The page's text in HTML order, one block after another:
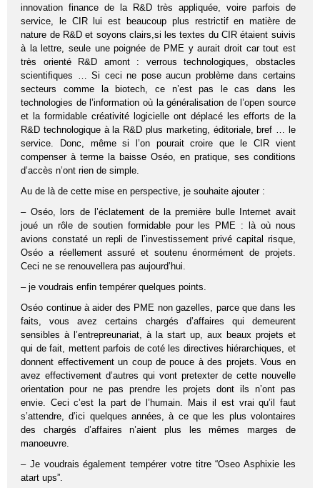
innovation finance de la R&D très appliquée, voire parfois de
service, le CIR lui est beaucoup plus restrictif en matière de
nature de R&D et soyons clairs,si les textes du CIR étaient suivis
à la lettre, seule une poignée de PME y aurait droit car tout est
très orienté R&D amont : verrous technologiques, obstacles
scientifiques … Si ceci ne pose aucun problème dans certains
secteurs comme la biotech, ce n’est pas le cas dans les
technologies de l’information où la généralisation de l’open source
et la formidable créativité logicielle ont déplacé les efforts de la
R&D technologique à la R&D plus marketing, éditoriale, bref … le
service. Donc, même si l’on pourait croire que le CIR vient
compenser à terme la baisse Oséo, en pratique, ses conditions
d’accès n’ont rien de simple.
Au de là de cette mise en perspective, je souhaite ajouter :
– Oséo, lors de l’éclatement de la première bulle Internet avait
joué un rôle de soutien formidable pour les PME : là où nous
avions constaté un repli de l’investissement privé capital risque,
Oséo a réellement assuré et soutenu énormément de projets.
Ceci ne se renouvellera pas aujourd’hui.
– je voudrais enfin tempérer quelques points.
Oséo continue à aider des PME non gazelles, parce que dans les
faits, vous avez certains chargés d’affaires qui demeurent
sensibles à l’entrepreunariat, à la start up, aux beaux projets et
qui de fait, mettent parfois de coté les directives hiérarchiques, et
donnent effectivement un coup de pouce à des projets. Vous en
avez effectivement d’autres qui vont pretexter de cette nouvelle
orientation pour ne pas prendre les projets dont ils n’ont pas
envie. Ceci c’est la part de l’humain. Mais il est vrai qu’il faut
s’attendre, d’ici quelques années, à ce que les plus volontaires
des chargés d’affaires n’aient plus les mêmes marges de
manoeuvre.
– Je voudrais également tempérer votre titre “Oseo Asphixie les
atart ups”.